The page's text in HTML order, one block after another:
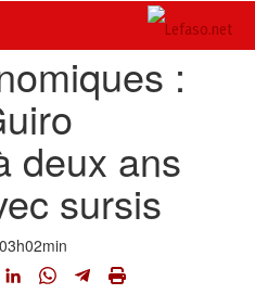
:
deux ans
sursis